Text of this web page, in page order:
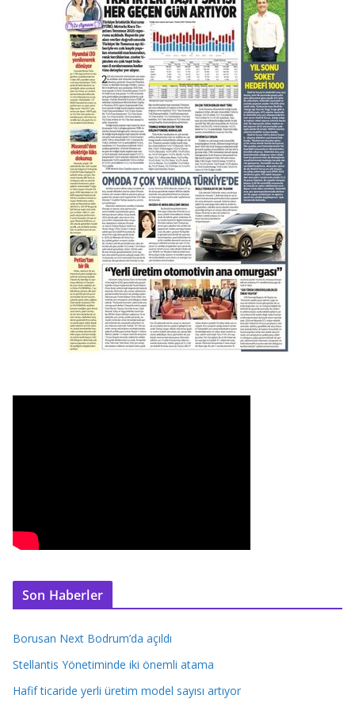
Son Haberler
Borusan Next Bodrum’da açıldı
Stellantis Yönetiminde iki önemli atama
Hafif ticaride yerli üretim model sayısı artıyor